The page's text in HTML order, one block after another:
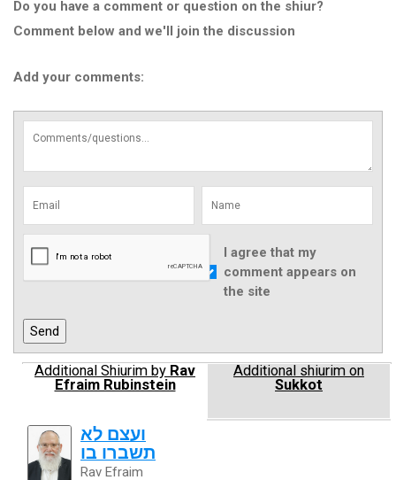
Do you have a comment or question on the shiur?
Comment below and we'll join the discussion
Add your comments:
I agree that my
comment appears on
the site
Additional Shiurim by Rav
Efraim Rubinstein
Additional shiurim on
Sukkot
ועצם לא
תשברו בו
Rav Efraim